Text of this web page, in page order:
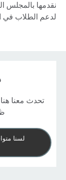
نقدمها بالمجلس
لدعم الطلاب في
لسنا